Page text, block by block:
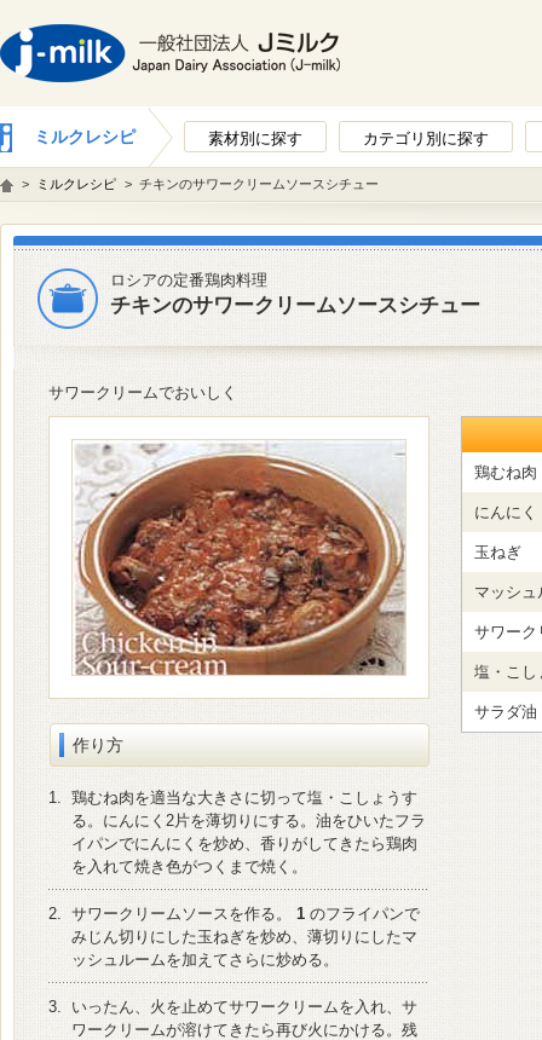
ミルクレシピ 素材別に探す カテゴリ別に探す
> ミルクレシピ > チキンのサワークリームソースシチュー
ロシアの定番鶏肉料理
チキンのサワークリームソースシチュー
サワークリームでおいしく
作り方
1. 鶏むね肉を適当な大きさに切って塩・こしょうす
る。にんにく2片を薄切りにする。油をひいたフラ
イパンでにんにくを炒め、香りがしてきたら鶏肉
を入れて焼き色がつくまで焼く。
2. サワークリームソースを作る。 1のフライパンで
みじん切りにした玉ねぎを炒め、薄切りにしたマ
ッシュルームを加えてさらに炒める。
3.
いったん、火を止めてサワークリームを入れ、サ
ワークリームが溶けてきたら再び火にかける。残
鶏むね肉
にんにく
玉ねぎ
マッシュ
サワーク
塩・こし
サラダ油